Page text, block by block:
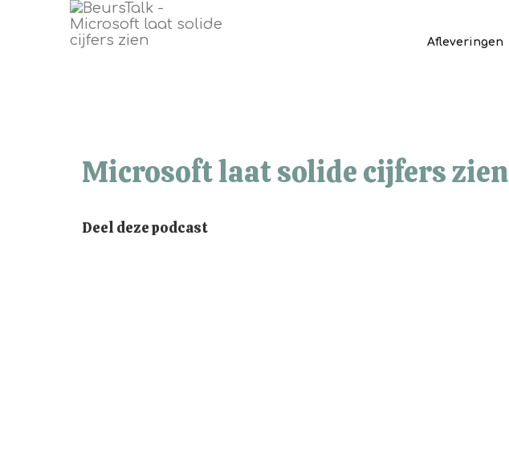
Afleveringen
Microsoft laat solide cijfers zien
Deel deze podcast